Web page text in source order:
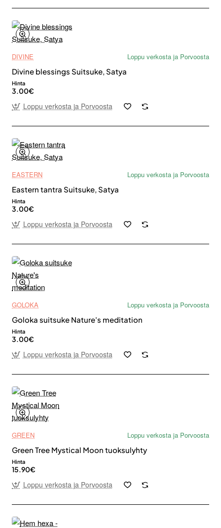
DIVINE
Loppu verkosta ja Porvoosta
Divine blessings Suitsuke, Satya
Hinta
3.00€
Loppu verkosta ja Porvoosta
EASTERN
Loppu verkosta ja Porvoosta
Eastern tantra Suitsuke, Satya
Hinta
3.00€
Loppu verkosta ja Porvoosta
GOLOKA
Loppu verkosta ja Porvoosta
Goloka suitsuke Nature's meditation
Hinta
3.00€
Loppu verkosta ja Porvoosta
GREEN
Loppu verkosta ja Porvoosta
Green Tree Mystical Moon tuoksulyhty
Hinta
15.90€
Loppu verkosta ja Porvoosta